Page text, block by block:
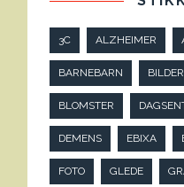
3C ALZHEIMER
BARNEBARN BILDER
BLOMSTER
DEMENS EBIXA
FOTO GLEDE